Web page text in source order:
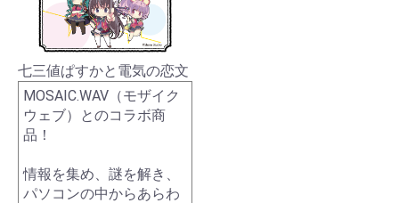
七三値ぱすかと電気の恋文
MOSAIC.WAV（モザイク
ウェブ）とのコラボ商
品！
情報を集め、謎を解き、
パソコンの中からあらわ